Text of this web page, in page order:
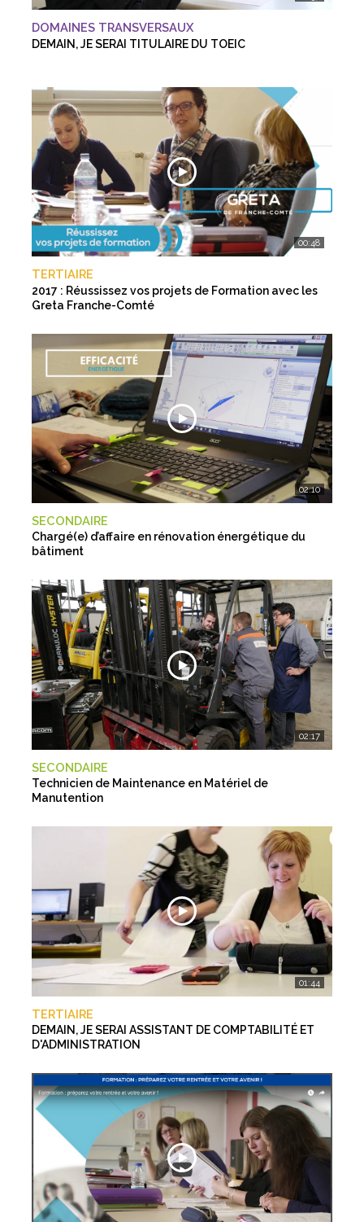
DOMAINES TRANSVERSAUX
DEMAIN, JE SERAI TITULAIRE DU TOEIC
00:48
TERTIAIRE
2017 : Réussissez vos projets de Formation avec les
Greta Franche-Comté
02:10
SECONDAIRE
Chargé(e) d’affaire en rénovation énergétique du
bâtiment
02:17
SECONDAIRE
Technicien de Maintenance en Matériel de
Manutention
01:44
TERTIAIRE
DEMAIN, JE SERAI ASSISTANT DE COMPTABILITÉ ET
D'ADMINISTRATION